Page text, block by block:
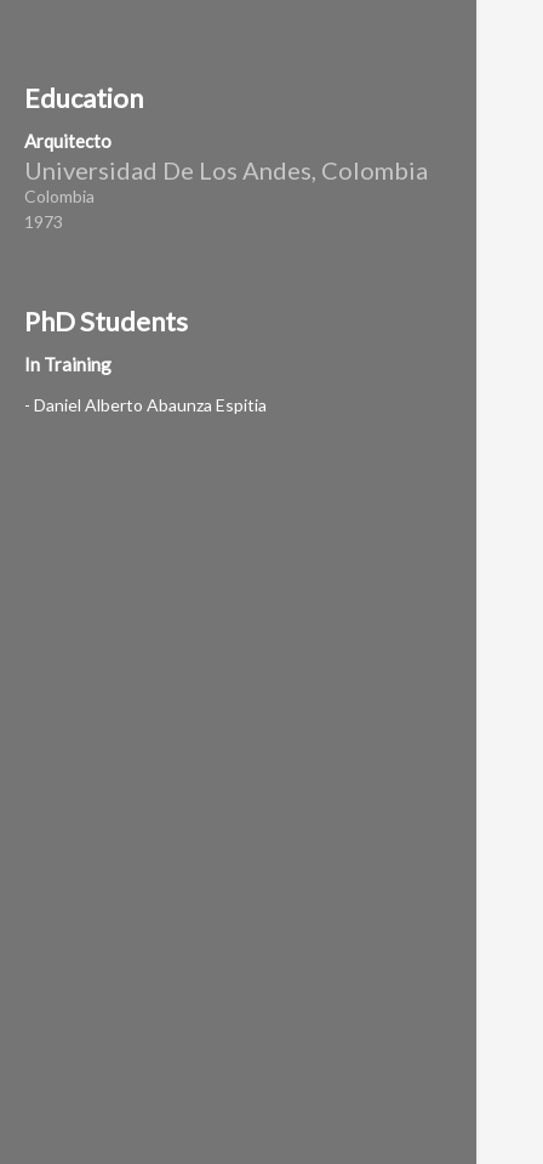
Education
Arquitecto
Universidad De Los Andes, Colombia
Colombia
1973
PhD Students
In Training
- Daniel Alberto Abaunza Espitia